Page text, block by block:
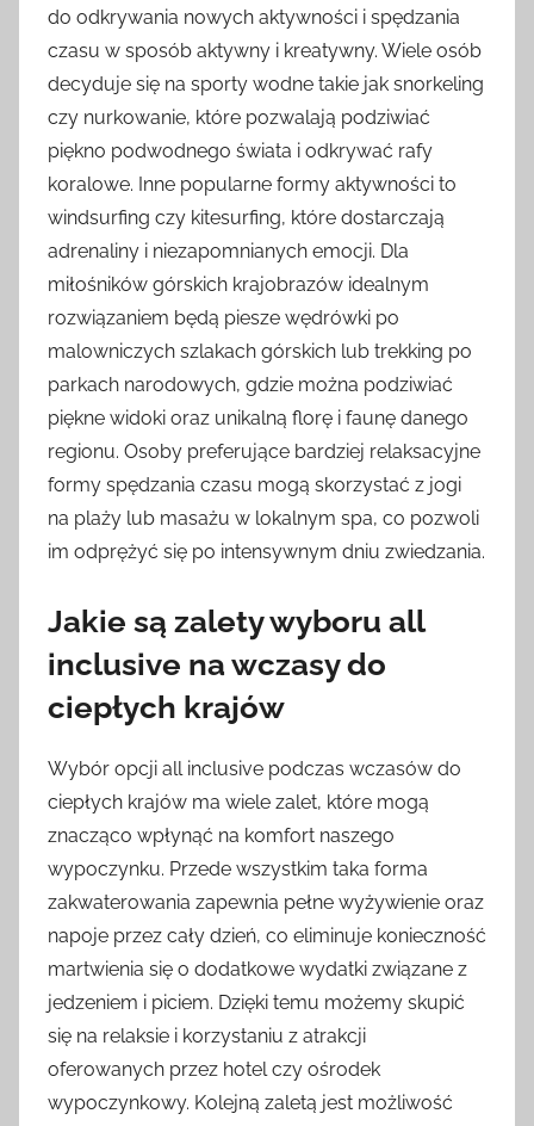
do odkrywania nowych aktywności i spędzania
czasu w sposób aktywny i kreatywny. Wiele osób
decyduje się na sporty wodne takie jak snorkeling
czy nurkowanie, które pozwalają podziwiać
piękno podwodnego świata i odkrywać rafy
koralowe. Inne popularne formy aktywności to
windsurfing czy kitesurfing, które dostarczają
adrenaliny i niezapomnianych emocji. Dla
miłośników górskich krajobrazów idealnym
rozwiązaniem będą piesze wędrówki po
malowniczych szlakach górskich lub trekking po
parkach narodowych, gdzie można podziwiać
piękne widoki oraz unikalną florę i faunę danego
regionu. Osoby preferujące bardziej relaksacyjne
formy spędzania czasu mogą skorzystać z jogi
na plaży lub masażu w lokalnym spa, co pozwoli
im odprężyć się po intensywnym dniu zwiedzania.
Jakie są zalety wyboru all
inclusive na wczasy do
ciepłych krajów
Wybór opcji all inclusive podczas wczasów do
ciepłych krajów ma wiele zalet, które mogą
znacząco wpłynąć na komfort naszego
wypoczynku. Przede wszystkim taka forma
zakwaterowania zapewnia pełne wyżywienie oraz
napoje przez cały dzień, co eliminuje konieczność
martwienia się o dodatkowe wydatki związane z
jedzeniem i piciem. Dzięki temu możemy skupić
się na relaksie i korzystaniu z atrakcji
oferowanych przez hotel czy ośrodek
wypoczynkowy. Kolejną zaletą jest możliwość